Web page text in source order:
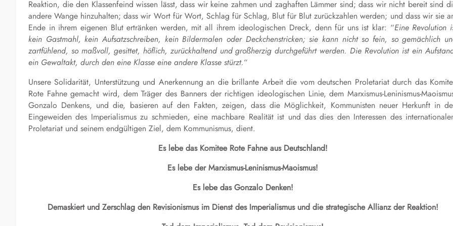
Reaktion, die den Klassenfeind wissen lässt, dass wir keine zahmen und zaghaften Lämmer sind; dass wir nicht bereit sind
andere Wange hinzuhalten; dass wir Wort für Wort, Schlag für Schlag, Blut für Blut zurückzahlen werden; und dass wir sie
Ende in ihrem eigenen Blut ertränken werden, mit all ihrem ideologischen Dreck, denn für uns ist klar: “Eine Revolution
kein Gastmahl, kein Aufsatzschreiben, kein Bildermalen oder Deckchenstricken; sie kann nicht so fein, so gemächlich
zartfühlend, so maßvoll, gesittet, höflich, zurückhaltend und großherzig durchgeführt werden. Die Revolution ist ein
ein Gewaltakt, durch den eine Klasse eine andere Klasse stürzt.“
Unsere Solidarität, Unterstützung und Anerkennung an die brillante Arbeit die vom deutschen Proletariat durch das
Rote Fahne gemacht wird, dem Träger des Banners der richtigen ideologischen Linie, dem Marxismus-Leninismus-
Gonzalo Denkens, und die, basieren auf den Fakten, zeigen, dass die Möglichkeit, Kommunisten neuer Herkunft in
Eingeweiden des Imperialismus zu schmieden, eine machbare Realität ist und das dies den Interessen des
Proletariat und seinem endgültigen Ziel, dem Kommunismus, dient.
Es lebe das Komitee Rote Fahne aus Deutschland!
Es lebe der Marxismus-Leninismus-Maoismus!
Es lebe das Gonzalo Denken!
Demaskiert und Zerschlag den Revisionismus im Dienst des Imperialismus und die strategische Allianz der Reaktion!